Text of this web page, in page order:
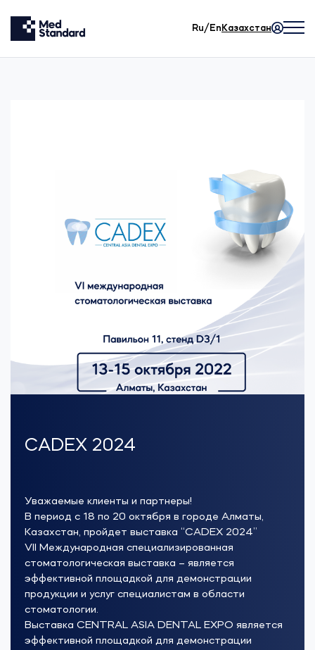
Ru/En Казахстан
CADEX 2024
Уважаемые клиенты и партнеры!
В период с 18 по 20 октября в городе Алматы,
Казахстан, пройдет выставка “CADEX 2024”
VII Международная специализированная
стоматологическая выставка – является
эффективной площадкой для демонстрации
продукции и услуг специалистам в области
стоматологии.
Выставка CENTRAL ASIA DENTAL EXPO является
эффективной площадкой для демонстрации